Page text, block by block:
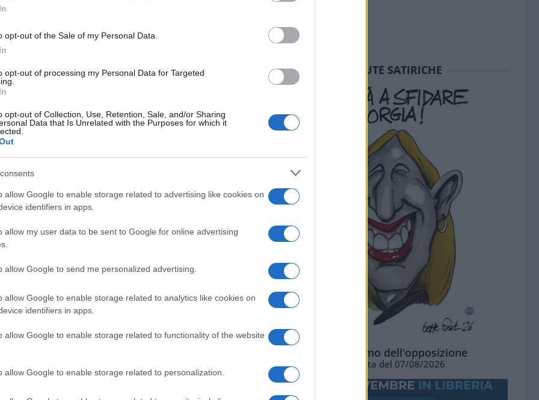
opt-out of the Sale of my Personal Data.
opt-out of processing my Personal Data for Targeted
opt-out of Collection, Use, Retention, Sale, and/or Sharing
Data that Is Unrelated with the Purposes for which it
allow Google to enable storage related to advertising like cookies on
identifiers in apps.
allow my user data to be sent to Google for online advertising
allow Google to send me personalized advertising.
allow Google to enable storage related to analytics like cookies on
identifiers in apps.
allow Google to enable storage related to functionality of the website
allow Google to enable storage related to personalization.
la cosiddetta antiscienza espresso
la celebrazione al Quirinale dei
Eppur si movedi galileiana
al grande scienziato pisano,
di fronte alla Santa inquisizione,
voglia unirsi al coro
alla complessa e controversa
unica verità: quella ufficiale del governo
sono giorni di alleanza tra ricerca e
leve per sollecitare la partecipazione. Ma
strumenti dove ci sono nuclei che
della modernità, occorre affrontarla e
del lettore – presentati come
19”. Pertanto se ne deduce che tutto
fin qui imposta – strategia a base di
attraverso il green pass
SEDUTE SATIRICHE
L'ottimismo dell'opposizione
Vignetta del 07/08/2026